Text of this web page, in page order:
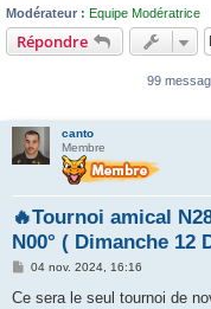
Modérateur : Equipe Modératrice
Répondre
99
canto
Membre
🔥Tournoi amical
N00° ( Dimanche 12
M
s
04 nov. 2024, 16:16
Ce sera le seul tournoi de